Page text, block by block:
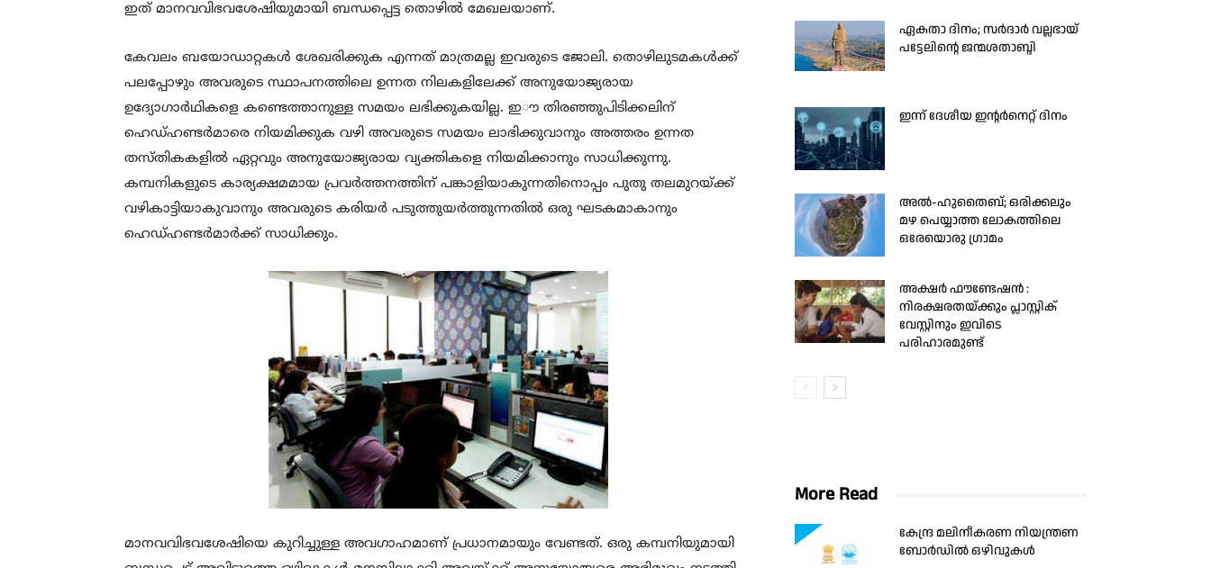
ഇത് മാനവവിഭവശേഷിയുമായി ബന്ധപ്പെട്ട തൊഴിൽ മേഖലയാണ്.
കേവലം ബയോഡാറ്റകൾ ശേഖരിക്കുക എന്നത് മാത്രമല്ല ഇവരുടെ ജോലി. തൊഴിലുടമകൾക്ക്‌
പലപ്പോഴും അവരുടെ സ്ഥാപനത്തിലെ ഉന്നത നിലകളിലേക്ക്‌ അനുയോജ്യരായ
ഉദ്യോഗാർഥികളെ കണ്ടെത്താനുള്ള സമയം ലഭിക്കുകയില്ല. ഇൗ തിരഞ്ഞുപിടിക്കലിന്
ഹെഡ്ഹണ്ടർമാരെ നിയമിക്കുക വഴി അവരുടെ സമയം ലാഭിക്കുവാനും അത്തരം ഉന്നത
തസ്തികകളിൽ ഏറ്റവും അനുയോജ്യരായ വ്യക്തികളെ നിയമിക്കാനും സാധിക്കുന്നു.
കമ്പനികളുടെ കാര്യക്ഷമമായ പ്രവർത്തനത്തിന് പങ്കാളിയാകുന്നതിനൊപ്പം പുതു തലമുറയ്ക്ക്
വഴികാട്ടിയാകുവാനും അവരുടെ കരിയർ പടുത്തുയർത്തുന്നതിൽ ഒരു ഘടകമാകാനും
ഹെഡ്ഹണ്ടർമാർക്ക്‌ സാധിക്കും.
മാനവവിഭവശേഷിയെ കുറിച്ചുള്ള അവഗാഹമാണ് പ്രധാനമായും വേണ്ടത്. ഒരു കമ്പനിയുമായി
ഏകതാ ദിനം; സർദാർ വല്ലഭായ്
പട്ടേലിന്റെ ജന്മശതാബ്ദി
ഇന്ന് ദേശീയ ഇന്റർനെറ്റ് ദിനം
അൽ-ഹുതൈബ്; ഒരിക്കലും
മഴ പെയ്യാത്ത ലോകത്തിലെ
ഒരേയൊരു ഗ്രാമം
അക്ഷർ ഫൗണ്ടേഷൻ :
നിരക്ഷരതയ്ക്കും പ്ലാസ്റ്റിക്
വേസ്റ്റിനും ഇവിടെ
പരിഹാരമുണ്ട്
More Read
കേന്ദ്ര മലിനീകരണ നിയന്ത്രണ
ബോർഡിൽ ഒഴിവുകള്‍